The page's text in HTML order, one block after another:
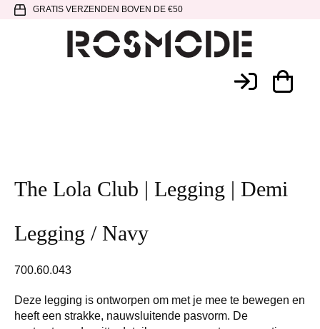
Spring
hoofdnavigatie
Door
SpringGRATIS VERZENDEN BOVEN DE €50
The Lola Club | Legging | Demi
Legging / Navy
700.60.043
Deze legging is ontworpen om met je mee te bewegen en
heeft een strakke, nauwsluitende pasvorm. De